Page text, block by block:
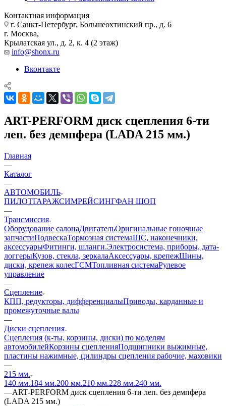
Контактная информация
г. Санкт-Петербург, Большеохтинский пр., д. 6
г. Москва,
Крылатская ул., д. 2, к. 4 (2 этаж)
info@shonx.ru
Вконтакте
ART-PERFORM диск сцепления 6-ти
леп. без демпфера (LADA 215 мм.)
Главная
—
Каталог
—
АВТОМОБИЛЬ
ПИЛОТГАРАЖСИМРЕЙСИНГФАН ШОП
—
Трансмиссия
Оборудование салонаДвигательОригинальные гоночные
запчастиПодвескаТормозная системаШС, наконечники,
аксессуарыФитинги, шланги.Электросистема, приборы, дата-
логгерыКузов, стекла, зеркалаАксессуары, крепежШины,
диски, крепеж колесГСМТопливная системаРулевое
управление
—
Сцепление
КПП, редукторы, дифференциалыПриводы, карданные и
промежуточные валы
—
Диски сцепления
Сцепления (к-ты, корзины, диски) по моделям
автомобилейКорзины сцепленияПодшипники выжимные,
пластины нажимные, цилиндры сцепления рабочие, маховики
—
215 мм.
140 мм.184 мм.200 мм.210 мм.228 мм.240 мм.
—ART-PERFORM диск сцепления 6-ти леп. без демпфера
(LADA 215 мм.)